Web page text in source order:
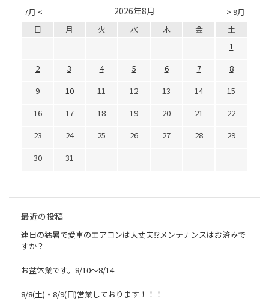
7月 < > 9月
2026年8月
日 月 火 水 木 金
土
1
2
3 4 5 6 7
8
9
10 11 12 13 14
15
16
17 18 19 20 21
22
23
24 25 26 27 28
29
30
31
最近の投稿
連日の猛暑で愛車のエアコンは大丈夫⁉メンテナンスはお済みで
すか？
お盆休業です。8/10～8/14
8/8(土)・8/9(日)営業しております！！！